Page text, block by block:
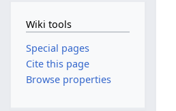
Wiki tools
Special pages
Cite this page
Browse properties